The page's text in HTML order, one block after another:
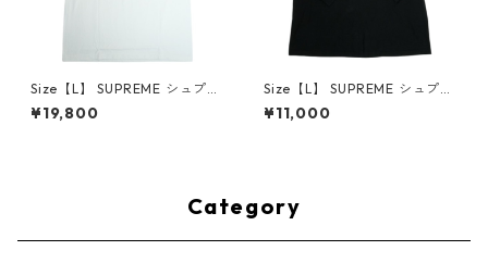
Size【L】 SUPREME シュプリ
ーム 25SS Mouse Tee White
Tシャツ 白 【新古品・未使用
¥19,800
Size【L】 SUPREME シュプリ
ーム ×The Exorcist 25FW Mo
ther L/S Tee Black ロンT 黒
¥11,000
Category